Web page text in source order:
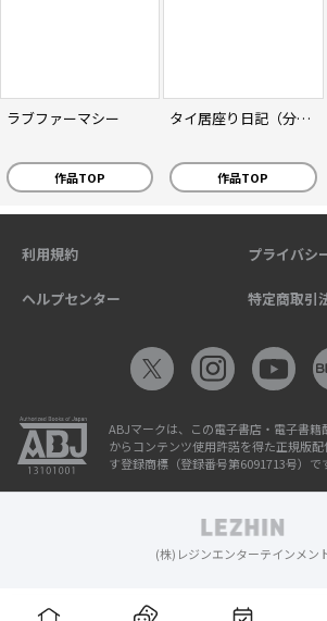
ラブファーマシー
作品TOP
タイ居座り日記（分冊版）
作品TOP
利用規約 プライバシ
ヘルプセンター 特定商取引
ABJマークは、この電子書店・電子書
からコンテンツ使用許諾を得た正規版
す登録商標（登録番号第6091713号）で
(株)レジンエンターテインメン